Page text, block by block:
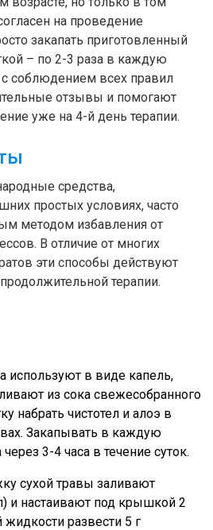
на проведение
закапать приготовленный
– по 2-3 раза в каждую
соблюдением всех правил
отзывы и помогают
уже на 4-й день терапии.
средства,
простых условиях, часто
методом избавления от
В отличие от многих
эти способы действуют
терапии.
используют в виде капель,
из сока свежесобранного
набрать чистотел и алоэ в
Закапывать в каждую
3-4 часа в течение суток.
сухой травы заливают
и настаивают под крышкой 2
развести 5 г